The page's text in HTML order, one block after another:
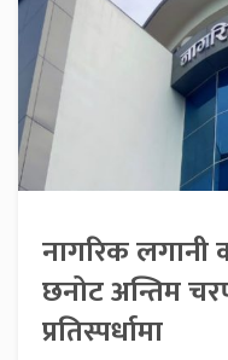
नागरिक लगानी
छनोट अन्तिम
प्रतिस्पर्धामा